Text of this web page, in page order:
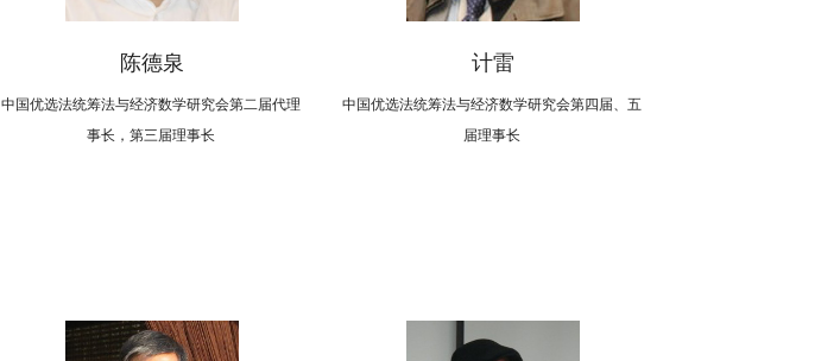
陈德泉
中国优选法统筹法与经济数学研究会第二届代理
事长，第三届理事长
计雷
中国优选法统筹法与经济数学研究会第四届、五
届理事长